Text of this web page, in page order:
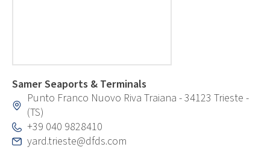
Samer Seaports & Terminals
Punto Franco Nuovo Riva Traiana - 34123 Trieste -
(TS)
+39 040 9828410
yard.trieste@dfds.com